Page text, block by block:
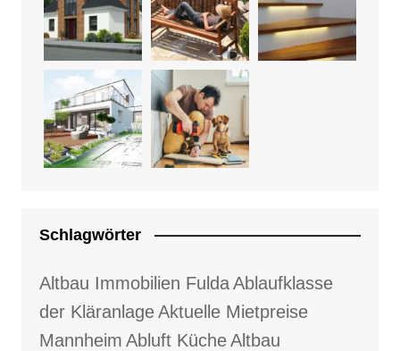
Schlagwörter
Altbau Immobilien FuldaAblaufklasse
der KläranlageAktuelle Mietpreise
Mannheim Abluft KücheAltbau